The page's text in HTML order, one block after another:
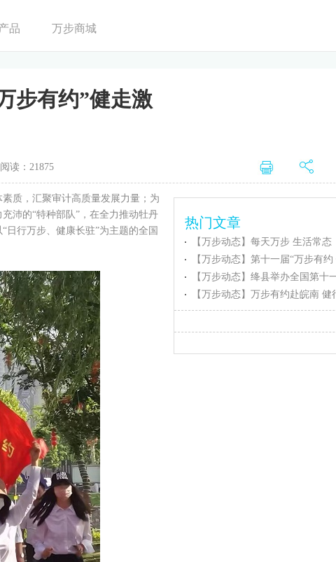
品 万步商城
步有约”健走激
阅读：21875
质，汇聚审计高质量发展力量；为
沛的“特种部队”，在全力推动牡丹
日行万步、健康长驻”为主题的全国
热门文章
【万步动态】每天万步 生活常态
【万步动态】万步有约赴皖南